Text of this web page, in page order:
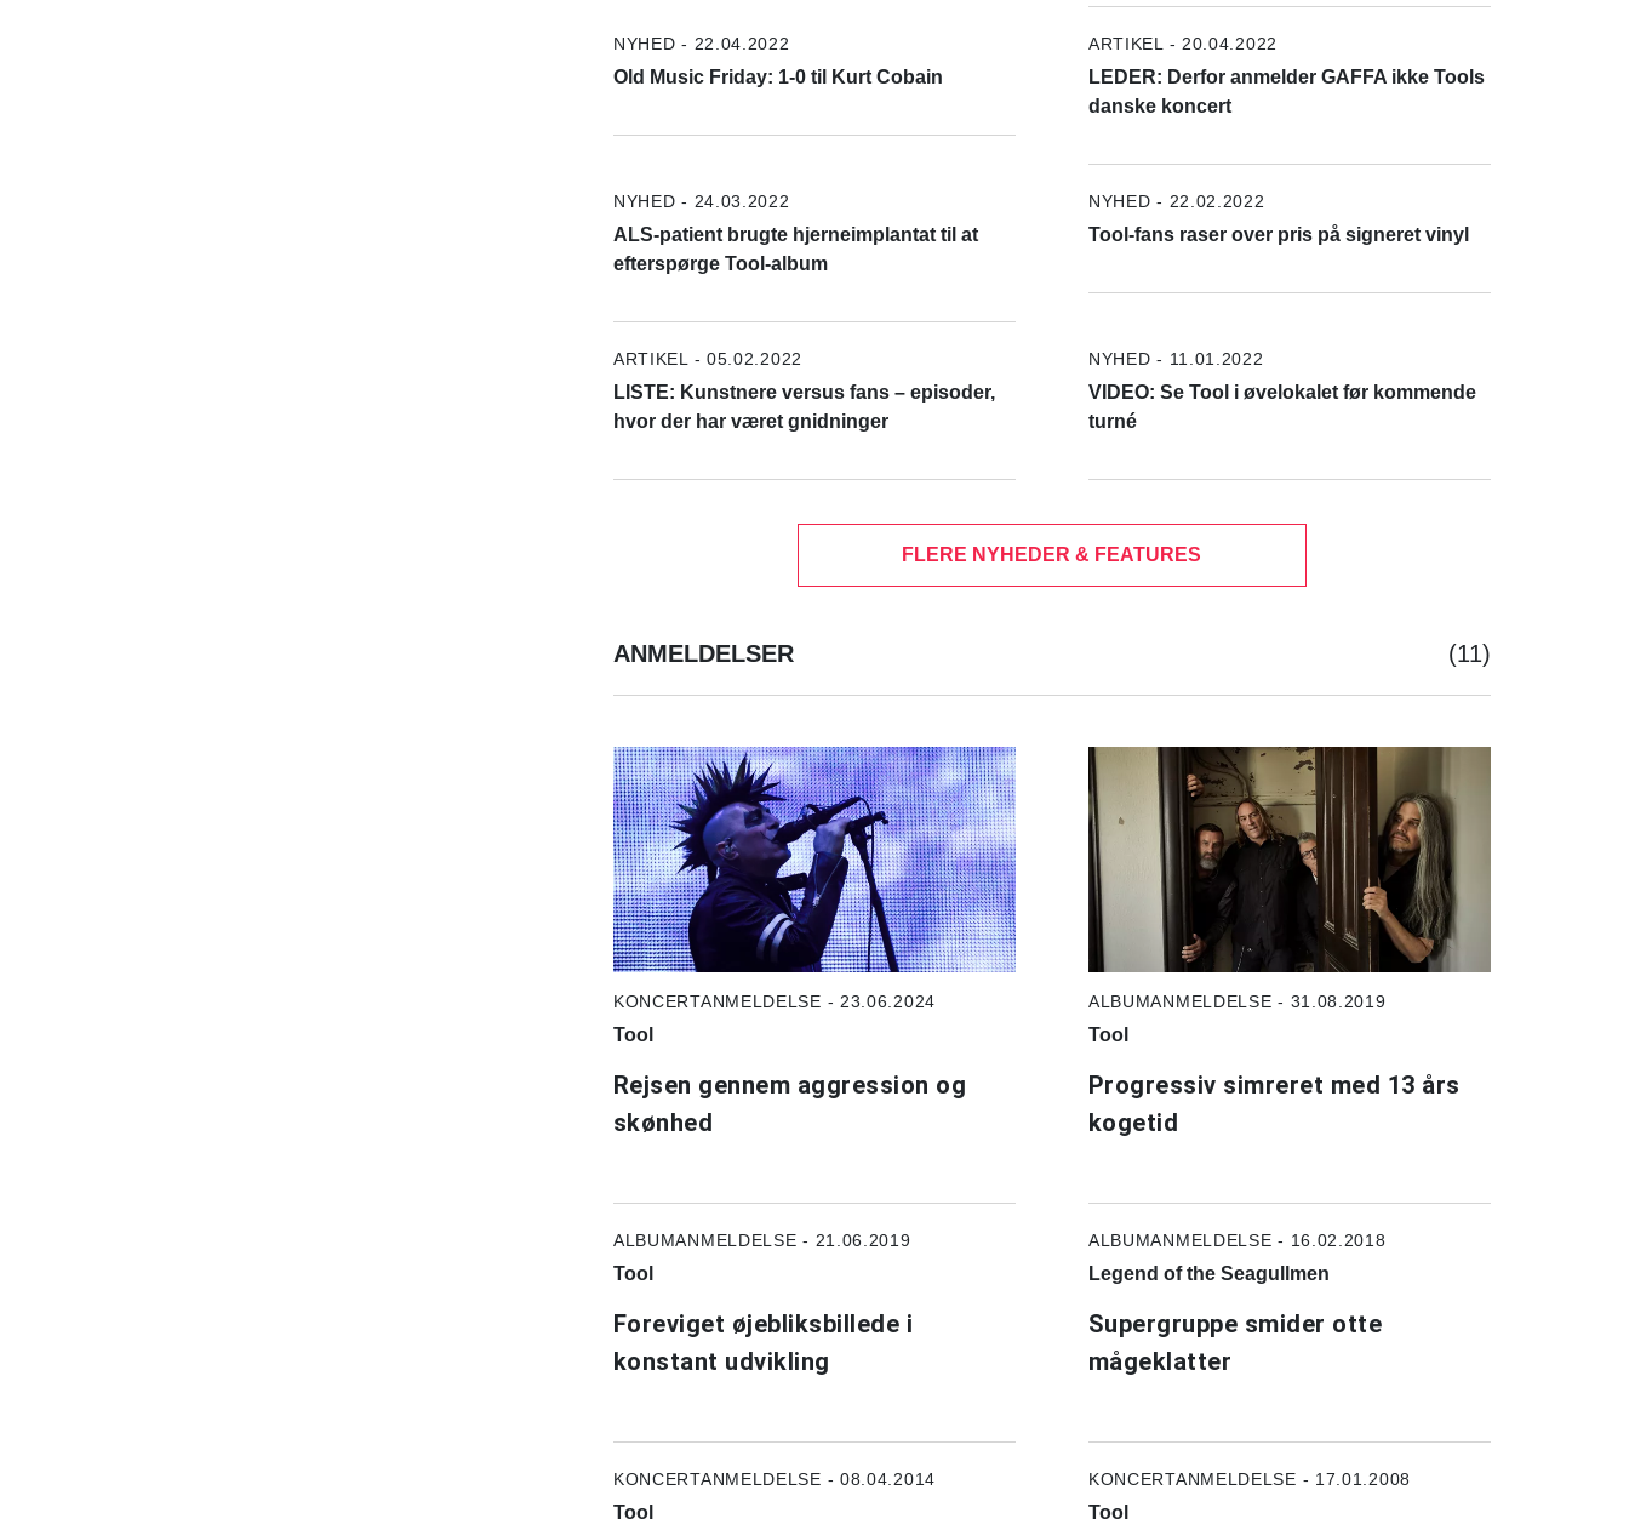
NYHED - 22.04.2022
Old Music Friday: 1-0 til Kurt Cobain
ARTIKEL - 20.04.2022
LEDER: Derfor anmelder GAFFA ikke Tools
danske koncert
NYHED - 24.03.2022
ALS-patient brugte hjerneimplantat til at
efterspørge Tool-album
NYHED - 22.02.2022
Tool-fans raser over pris på signeret vinyl
ARTIKEL - 05.02.2022
LISTE: Kunstnere versus fans – episoder,
hvor der har været gnidninger
NYHED - 11.01.2022
VIDEO: Se Tool i øvelokalet før kommende
turné
FLERE NYHEDER & FEATURES
ANMELDELSER (11)
KONCERTANMELDELSE - 23.06.2024
Tool
Rejsen gennem aggression og
skønhed
ALBUMANMELDELSE - 31.08.2019
Tool
Progressiv simreret med 13 års
kogetid
ALBUMANMELDELSE - 21.06.2019
Tool
Foreviget øjebliksbillede i
konstant udvikling
ALBUMANMELDELSE - 16.02.2018
Legend of the Seagullmen
Supergruppe smider otte
mågeklatter
KONCERTANMELDELSE - 08.04.2014
Tool
KONCERTANMELDELSE - 17.01.2008
Tool